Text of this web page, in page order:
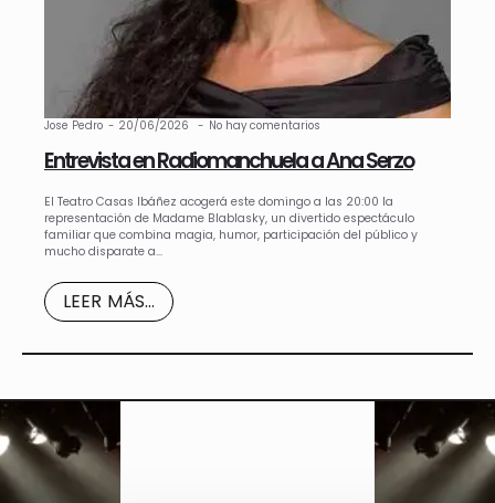
Entrevista en Radiomanchuela a Ana Serzo
Jose Pedro 20/06/2026 No hay comentarios
El Teatro Casas Ibáñez acogerá este domingo a las 20:00 la
representación de Madame Blablasky, un divertido espectáculo
familiar que combina magia, humor, participación del público y
mucho disparate a…
LEER MÁS...